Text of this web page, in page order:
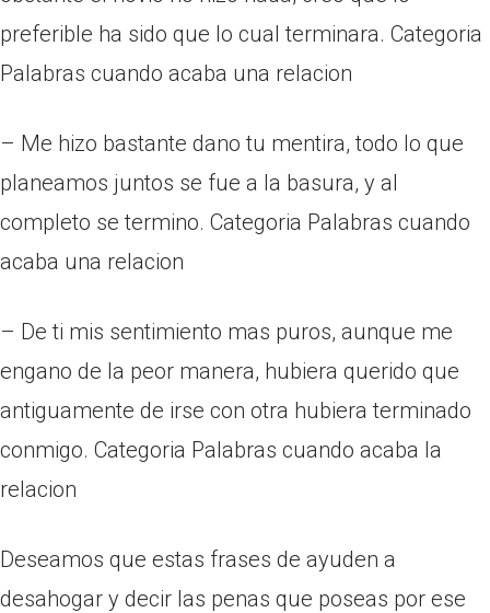
preferible ha sido que lo cual terminara. Categoria
Palabras cuando acaba una relacion
– Me hizo bastante dano tu mentira, todo lo que
planeamos juntos se fue a la basura, y al
completo se termino. Categoria Palabras cuando
acaba una relacion
– De ti mis sentimiento mas puros, aunque me
engano de la peor manera, hubiera querido que
antiguamente de irse con otra hubiera terminado
conmigo. Categoria Palabras cuando acaba la
relacion
Deseamos que estas frases de ayuden a
desahogar y decir las penas que poseas por ese